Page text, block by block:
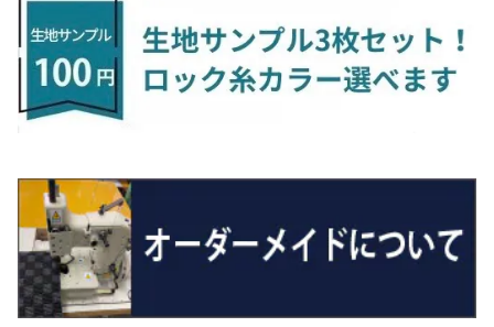
H27/1～R5/6 30系
R5/6～ 40系
H24/4～29/10 20系
ヴィッツ
H22/12～R2/3 130系
ヴォクシー
H26/1～R4/1 80系
R4/1～ 90系
エスクァイア
H26/10～R3/12 80系
エスティマ
H18/1～H24/5（前期）
エスティマ・ハイブリッド
R3/11～ 20系
H26/10～
ＲＸ
H27/10～R4/7 20系5人乗
H29/12～R4/7 20系7人乗
R4/11～ 10系
ＵＸ
H30/11～
R2/6~R8/6 15系(e-POWER)
R8/6～ 16系
H11/6～H16/10 Y34
サクラ
R4/5～ B6AW
シーマ
H13/1～R4/8 F50・Y51
シルビア
H3/1～H11/1 S13・S14
H11/1～H14/11 S15
シルフィ
H24/12～R3/10 TB17
ジューク
H23/5～ LA100系
ソルテラ
R4/5~ XEAM10X・YEAM15X
ディアスワゴン
H21/9～R2/4 S300系
トレジア
H22/11～H28/3 120系
フォレスター
H14/2～ SG/SH/SJ/SK系
プレオ
H24/11～R1/8 GJ系
キャロル
H27/1～ HB36/37/97S
キャロルエコ
H24/11～H27/1 HB35S
スクラム
H17/9～ DG64/DG17
スクラムトラック
H25/9～ DG16T
デミオ
R1/7～ LA650/660
H28/11～ M900系
ハイゼット・キャディー
H28/6～R3/9 LA700V
ハイゼット・カーゴ
H16/12～ S300/S700系
ハイゼット・トラック
H11/1～ S200/S500系
ブーン
H28/4～R5/12 M700系
ミラ
H13/9～ DA系
クロスビー(XBEE)
H29/12～R7/10 MN71S
ジムニー
H3/6～ JA/JB系
ジムニーノマド
R7/4～ JC74W
ジムニーワイド/ジムニーシエラ
H10/1～H14/1 JB33/43W
スイフト/スイフトスポーツ
H24/10～R2/12 GF系
アウトランダーＰＨＥＶ
H25/1～ GG/GN系 5人乗
エクリプスクロス/エクリプスクロスPHEV
H30/3～ GK/GL系
タウンボックス
H26/2～ DS17/64W
ディグニティ
H24/7～H29/1 BHGY51
デリカＤ：２
H24/11～R2/3 JG1・JG2
R2/11～ JG3・JG4
N-ONE e:
R7/9~ JG5
N-VAN
H30/7～ JJ1・JJ2
N-VAN e:
R6/10~ JJ3
N‐WGN/N‐WGNカスタム
H25/11～ JH1・JH2・JH3・JH4
S660
H16/4～28/1 １T系 トゥラン
R2/7～ A1D系
ティグアン
H20/9～H29/1 5NC系
トゥアレグ
H15/9～H30/4 7L/7P系
パサート
H23/5～H27/7 3CCAX
H27/7～ 3CC/3CD系
ザ・ビートル
H24/4～R3/4 16C系
ポロ
H27/6～R1/8
ＣＬＳクラス
H30/6～
Ｅクラス
H28/7～
ＧＬＡクラス
H26/5～R2/6
ＧＬＥクラス
R1/6～
Ｓクラス
ラグマットミニ（S）